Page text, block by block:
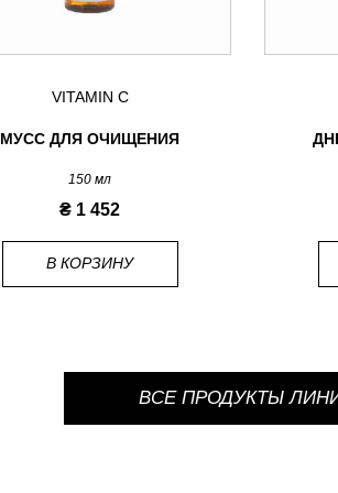
VITAMIN C
МУСС ДЛЯ ОЧИЩЕНИЯ
150 мл
₴ 1 452
В КОРЗИНУ
ВСЕ ПРОДУКТЫ